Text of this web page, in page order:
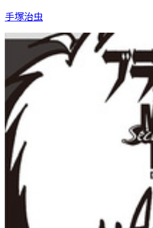
手塚治虫